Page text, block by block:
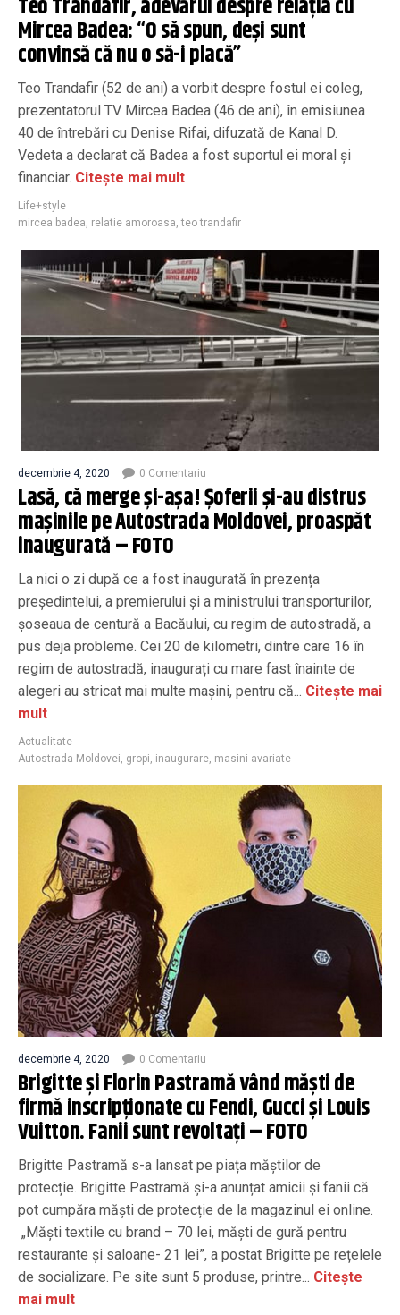
Teo Trandafir, adevărul despre relația cu
Mircea Badea: “O să spun, deși sunt
convinsă că nu o să-i placă”
Teo Trandafir (52 de ani) a vorbit despre fostul ei coleg,
prezentatorul TV Mircea Badea (46 de ani), în emisiunea
40 de întrebări cu Denise Rifai, difuzată de Kanal D.
Vedeta a declarat că Badea a fost suportul ei moral și
financiar. Citește mai mult
Life+style
mircea badea, relatie amoroasa,teo trandafir
decembrie 4, 2020 0 Comentariu
Lasă, că merge şi-aşa! Șoferii și-au distrus
mașinile pe Autostrada Moldovei, proaspăt
inaugurată – FOTO
La nici o zi după ce a fost inaugurată în prezența
preşedintelui, a premierului și a ministrului transporturilor,
şoseaua de centură a Bacăului, cu regim de autostradă, a
pus deja probleme. Cei 20 de kilometri, dintre care 16 în
regim de autostradă, inaugurați cu mare fast înainte de
alegeri au stricat mai multe mașini, pentru că... Citește mai
mult
Actualitate
Autostrada Moldovei, gropi, inaugurare, masini avariate
decembrie 4, 2020 0 Comentariu
Brigitte și Florin Pastramă vând măști de
firmă inscripționate cu Fendi, Gucci și Louis
Vuitton. Fanii sunt revoltați – FOTO
Brigitte Pastramă s-a lansat pe piața măștilor de
protecție. Brigitte Pastramă și-a anunțat amicii și fanii că
pot cumpăra măști de protecție de la magazinul ei online.
„Măști textile cu brand – 70 lei, măști de gură pentru
restaurante și saloane- 21 lei”, a postat Brigitte pe rețelele
de socializare. Pe site sunt 5 produse, printre... Citește
mai mult